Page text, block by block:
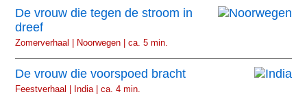
De vrouw die tegen de stroom in
dreef
Zomerverhaal | Noorwegen | ca. 5 min.
De vrouw die voorspoed bracht
Feestverhaal | India | ca. 4 min.